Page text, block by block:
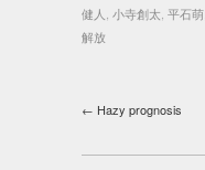
健人 小寺創太 平石萌
解放
← Hazy prognosis